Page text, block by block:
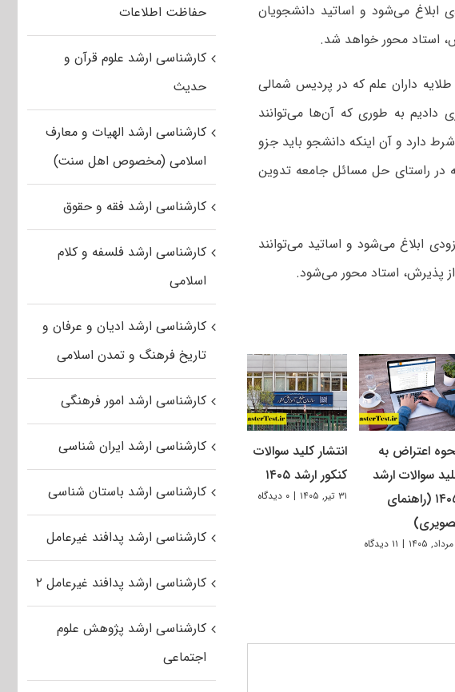
ابلاغ می‌شود و اساتید دانشجویان
داران علم که در پردیس شمالی
دادیم به طوری که آن‌ها می‌توانند
دارد و آن اینکه دانشجو باید جزو
در راستای حل مسائل جامعه تدوین
ابلاغ می‌شود و اساتید می‌توانند
اعتراض به
سوالات ارشد
۱۴۰۵ (راهنمای
| ۱۱ دیدگاه
انتشار کلید سوالات
کنکور ارشد ۱۴۰۵
۳۱ تیر, ۱۴۰۵ | ۰ دیدگاه
حفاظت اطلاعات
کارشناسی ارشد علوم قرآن و
حدیث
کارشناسی ارشد الهیات و معارف
اسلامی (مخصوص اهل سنت)
کارشناسی ارشد فقه و حقوق
کارشناسی ارشد فلسفه و کلام
اسلامی
کارشناسی ارشد ادیان و عرفان و
تاریخ فرهنگ و تمدن اسلامی
کارشناسی ارشد امور فرهنگی
کارشناسی ارشد ایران شناسی
کارشناسی ارشد باستان شناسی
کارشناسی ارشد پدافند غیرعامل
کارشناسی ارشد پدافند غیرعامل ۲
کارشناسی ارشد پژوهش علوم
اجتماعی